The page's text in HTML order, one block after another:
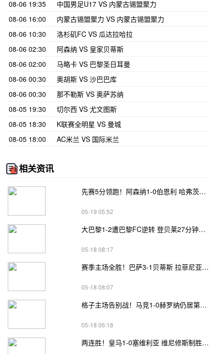
08-06 19:35
中国男足U17 VS 内蒙古锡盟聚力
08-06 16:00
内蒙古锡盟聚力 VS 内蒙古锡盟聚力
08-06 10:30
洛杉矶FC VS 瓜达拉哈拉
08-06 02:30
阿森纳 VS 皇家贝蒂斯
08-06 02:00
马略卡 VS 巴黎圣日耳曼
08-06 00:30
奥胡斯 VS 沙巴巴库
08-06 00:30
那不勒斯 VS 奥萨苏纳
08-05 19:30
切尔西 VS 尤文图斯
08-05 18:30
K联赛全明星 VS 曼城
08-05 18:00
AC米兰 VS 国际米兰
相关资讯
先赛5分领跑！阿森纳1-0伯恩利 哈弗茨制胜+蹬踏染黄 萨卡献助攻
05-19 05:52
大巴黎1-2遭巴黎FC逆转 登贝莱27分钟伤退 戈里替补双响+读秒绝杀
05-18 08:17
赛季主场全胜！巴萨3-1贝蒂斯 拉菲尼亚双响坎塞洛破门伊斯科点射
05-18 08:07
格子主场告别战！马竞1-0赫罗纳仍居第四 格子助攻卢克曼制胜球
05-18 06:18
两连胜！皇马1-0塞维利亚 维尼修斯制胜马斯坦托诺中柱姆总失良机